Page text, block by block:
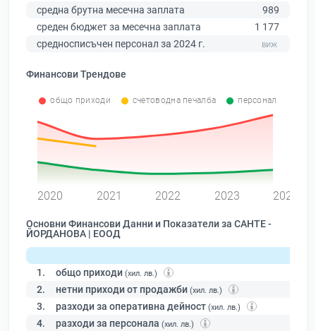
средна брутна месечна заплата
989
среден бюджет за месечна заплата
1 177
средносписъчен персонал за 2024 г.
Финансови Трендове
общо приходи счетоводна печалба персонал
2020 2021 2022 2023 2024
Основни Финансови Данни и Показатели за САНТЕ -
ЙОРДАНОВА | ЕООД
1. общо приходи (хил. лв.)
2. нетни приходи от продажби (хил. лв.)
3. разходи за оперативна дейност (хил. лв.)
4. разходи за персонала (хил. лв.)